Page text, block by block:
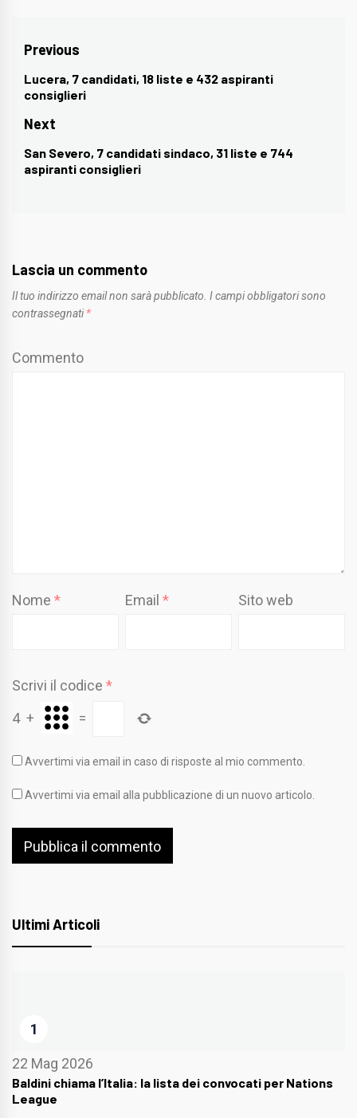
Navigazione
articoli
Previous
Previous
post:
Lucera, 7 candidati, 18 liste e 432 aspiranti
consiglieri
Next
Next
post:
San Severo, 7 candidati sindaco, 31 liste e 744
aspiranti consiglieri
Lascia un commento
Il tuo indirizzo email non sarà pubblicato. I campi obbligatori sono
contrassegnati *
Commento
Nome * Email* Sito web
Scrivi il codice *
4 + =
Avvertimi via email in caso di risposte al mio commento.
Avvertimi via email alla pubblicazione di un nuovo articolo.
Ultimi Articoli
1
22 Mag 2026
Baldini chiama l’Italia: la lista dei convocati per Nations
League